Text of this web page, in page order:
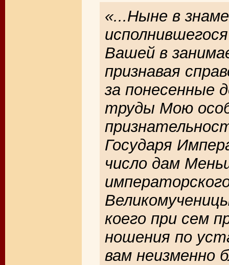
«...Ныне в
Вашей в
признавая
за понесенные
труды Мою
Государя
число дам
коего при сем
ношения по
вам неизменно